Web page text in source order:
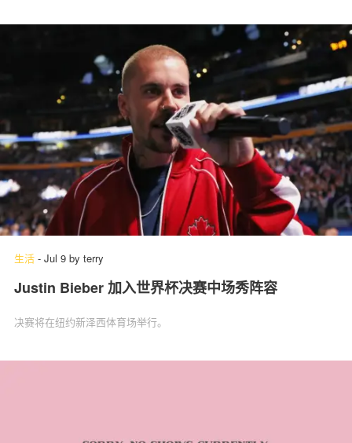
生活 - Jul 9 by terry
Justin Bieber 加入世界杯决赛中场秀阵容
决赛将在纽约新泽西体育场举行。